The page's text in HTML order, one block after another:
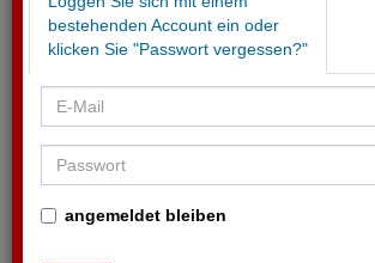
bestehenden Account ein oder
klicken Sie "Passwort vergessen?"
angemeldet bleiben